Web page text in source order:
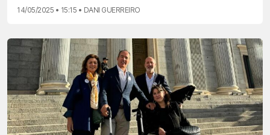
14/05/2025 • 15:15 • DANI GUERREIRO